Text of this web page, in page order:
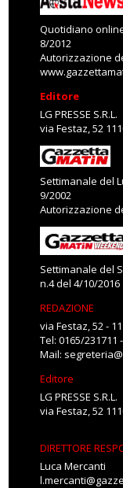
Quotidiano
8/2012
Autorizzazione
Editore
LG PRESSE S.R.L.
via Festaz, 52
Settimanale del
9/2002
Autorizzazione
Settimanale del
n.4 del 4/10/2016
REDAZIONE
via Festaz, 52 -
Tel: 0165/231711
Mail:
Editore
LG PRESSE S.R.L.
via Festaz, 52
DIRETTORE
Luca Mercanti